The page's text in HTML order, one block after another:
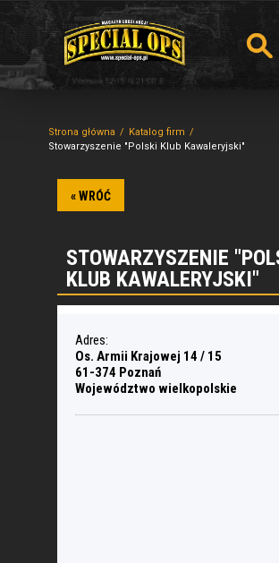
Strona główna
Katalog firm
Stowarzyszenie "Polski Klub Kawaleryjski"
« WRÓĆ
STOWARZYSZENIE
KLUB KAWALERYJSKI"
Adres:
Os. Armii Krajowej 14 / 15
61-374 Poznań
Województwo wielkopolskie